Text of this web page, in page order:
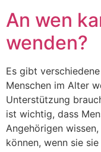
An wen
wenden?
Es gibt
Menschen im Alter
Unterstützung
ist wichtig, dass
Angehörigen
können, wenn sie